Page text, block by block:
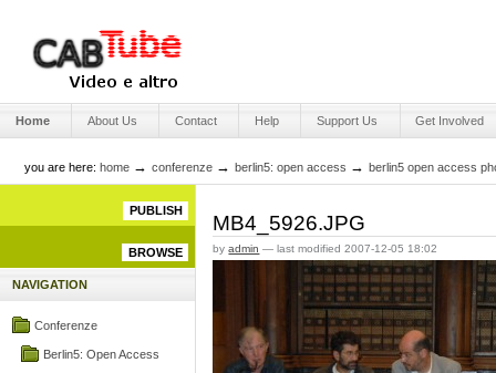
content.
navigation
Engage Media
Home
About Us Contact Help Support Us Get Involved
you are here: home →conferenze →berlin5: open access →berlin5 open access
PUBLISH
BROWSE
NAVIGATION
Conferenze
Berlin5: Open Access
MB4_5926.JPG
byadmin —last modified2007-12-05 18:02